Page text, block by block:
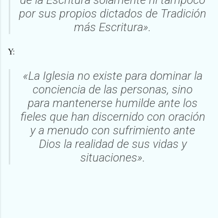
por sus propios dictados de Tradición
más Escritura».
Y:
«La Iglesia no existe para dominar la
conciencia de las personas, sino
para mantenerse humilde ante los
fieles que han discernido con oración
y a menudo con sufrimiento ante
Dios la realidad de sus vidas y
situaciones».